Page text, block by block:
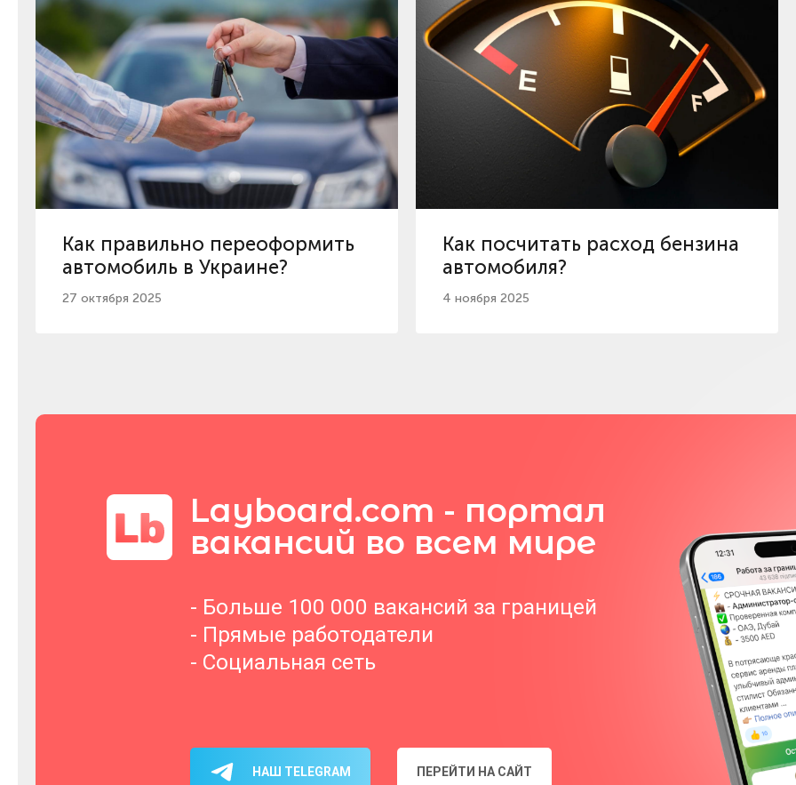
Как правильно переоформить
автомобиль в Украине?
27 октября 2025
Как посчитать расход бензина
автомобиля?
4 ноября 2025
Layboard.com - портал
вакансий во всем мире
- Больше 100 000 вакансий за границей
- Прямые работодатели
- Социальная сеть
НАШ TELEGRAM ПЕРЕЙТИ НА САЙТ